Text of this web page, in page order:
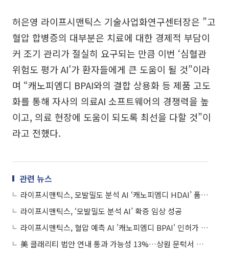
허은영 라이프시맨틱스 기술사업화연구센터장은 ”고
혈압 합병증의 대부분은 치료에 대한 경제적 부담이
커 조기 관리가 절실히 요구되는 만큼 이번 ‘심혈관
위험도 평가 AI’가 환자들에게 큰 도움이 될 것”이라
며 “캐노피엠디 BPAI와의 결합 상용화 등 제품 고도
화를 통해 자사의 의료AI 소프트웨어의 경쟁력을 높
이고, 의료 현장에 도움이 되도록 최선을 다할 것”이
라고 전했다.
관련 뉴스
라이프시맨틱스, 모발밀도 분석 AI ‘캐노피엠디 HDAI’ 품목허가 신청
라이프시맨틱스, ‘모발밀도 분석 AI’ 확증 임상 성공
라이프시맨틱스, 혈압 예측 AI '캐노피엠디 BPAI' 인허가 신청
美 클래리티 법안 연내 통과 가능성 13%…상원 문턱서 제동